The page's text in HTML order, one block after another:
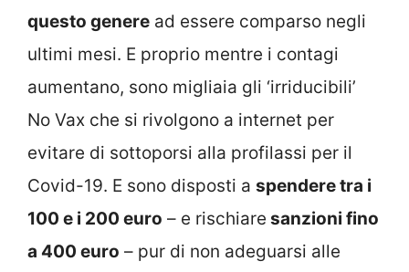
questo genere ad essere comparso negli
ultimi mesi. E proprio mentre i contagi
aumentano, sono migliaia gli ‘irriducibili’
No Vax che si rivolgono a internet per
evitare di sottoporsi alla profilassi per il
Covid-19. E sono disposti a spendere tra i
100 e i 200 euro – e rischiare sanzioni fino
a 400 euro – pur di non adeguarsi alle